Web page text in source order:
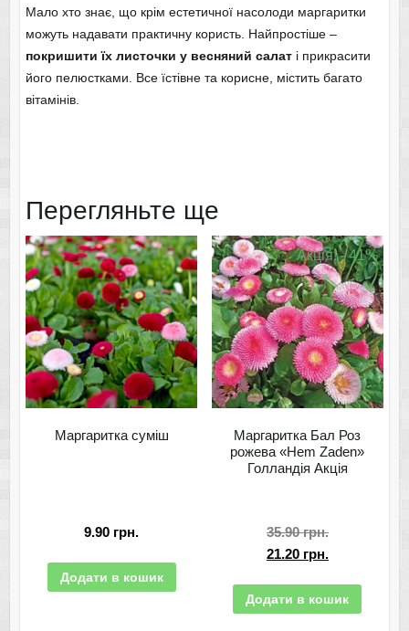
Мало хто знає, що крім естетичної насолоди маргаритки
можуть надавати практичну користь. Найпростіше –
покришити їх листочки у весняний салаті прикрасити
його пелюстками. Все їстівне та корисне, містить багато
вітамінів.
Перегляньте ще
Маргаритка суміш
9.90 грн.
Додати в кошик
Акція! - 41%
Маргаритка Бал Роз
рожева «Hem Zaden»
Голландія Акція
35.90грн.
21.20 грн.
Додати в кошик